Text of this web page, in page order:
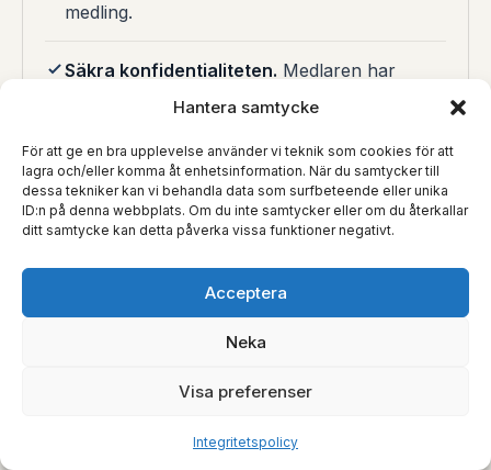
Hantera samtycke
För att ge en bra upplevelse använder vi teknik som cookies för att
lagra och/eller komma åt enhetsinformation. När du samtycker till
dessa tekniker kan vi behandla data som surfbeteende eller unika
ID:n på denna webbplats. Om du inte samtycker eller om du återkallar
ditt samtycke kan detta påverka vissa funktioner negativt.
Acceptera
Neka
Visa preferenser
Integritetspolicy
medling.
Säkra konfidentialiteten. Medlaren har
tystnadsplikt enligt 5 § medlingslagen – men
reglera även sekretess mellan parterna och
mot omvärlden.
Planera verkställigheten i förväg.
Verkställbarhetsförklaring (medlingslagen 7–
kap. 6 §) ger uppgörelsen kraft av
exekutionstitel.
säkerhetsåtgärder och prejudikat.
domstol rätt väg – medling kan inte leverera